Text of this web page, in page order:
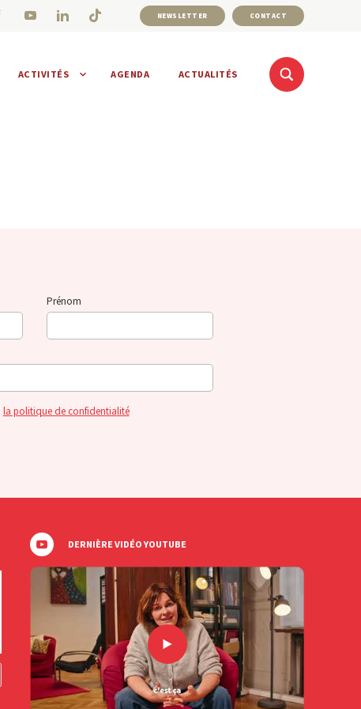
NEWSLETTER CONTACT
ACTIVITÉS AGENDA ACTUALITÉS
Prénom
la politique de confidentialité
DERNIÈRE VIDÉO YOUTUBE